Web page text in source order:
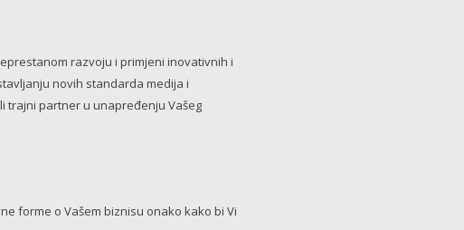
razvoju i primjeni inovativnih i
novih standarda medija i
trajni partner u unapređenju Vašeg
forme o Vašem biznisu onako kako bi Vi